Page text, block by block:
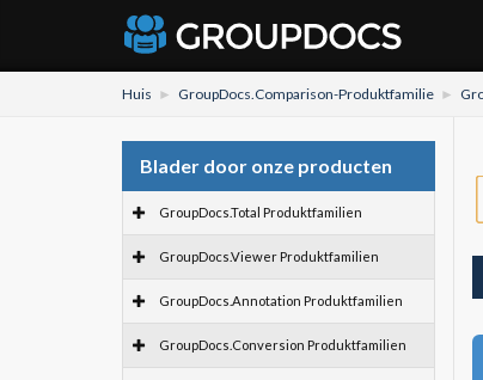
Huis GroupDocs.Comparison-Produktfamilie
Blader door onze producten
GroupDocs.Total Produktfamilien
GroupDocs.Viewer Produktfamilien
GroupDocs.Annotation Produktfamilien
GroupDocs.Conversion Produktfamilien